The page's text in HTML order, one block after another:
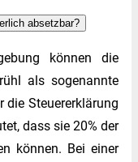
absetzbar?
können die
als sogenannte
die Steuererklärung
dass sie 20% der
können. Bei einer